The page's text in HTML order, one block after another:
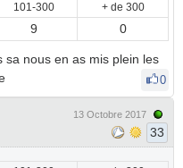
101-300 + de 300
9 0
sa nous en as mis plein les
0
13 Octobre 2017
33